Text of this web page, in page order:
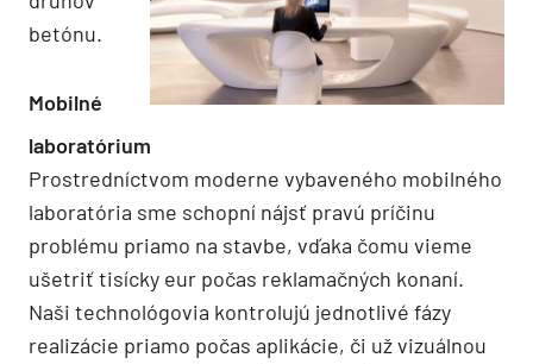
betónu.
Mobilné
laboratórium
Prostredníctvom moderne vybaveného mobilného
laboratória sme schopní nájsť pravú príčinu
problému priamo na stavbe, vďaka čomu vieme
ušetriť tisícky eur počas reklamačných konaní.
Naši technológovia kontrolujú jednotlivé fázy
realizácie priamo počas aplikácie, či už vizuálnou